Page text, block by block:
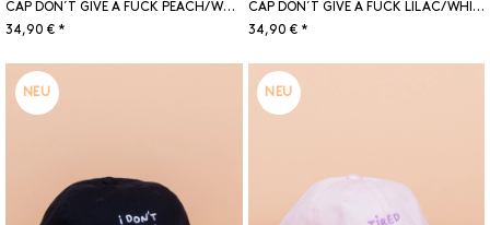
CAP DON´T GIVE A FUCK PEACH/WHITE
34,90 € *
CAP DON´T GIVE A FUCK LILAC/WHITE
34,90 € *
NEU NEU